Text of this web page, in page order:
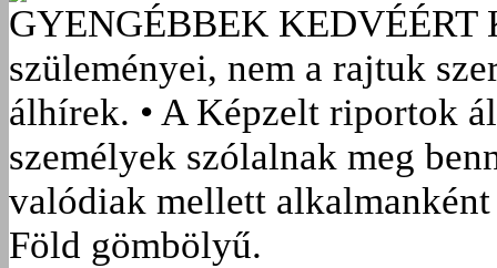
GYENGÉBBEK KEDVÉÉRT
szüleményei, nem a rajtuk
álhírek. • A Képzelt riportok
személyek szólalnak meg
valódiak mellett
Föld gömbölyű.